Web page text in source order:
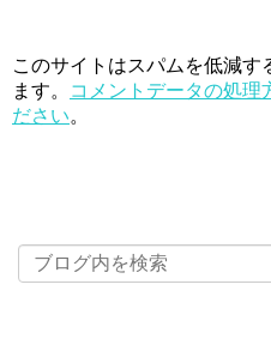
このサイトはスパムを低減す
ます。
コメントデータの処理
ださい。